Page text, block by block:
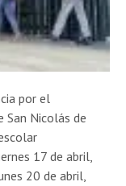
por el
San Nicolás de
17 de abril,
20 de abril,